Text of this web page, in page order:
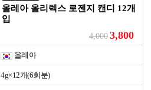
올레아 올리렉스 로젠지 캔디 12개
입
4,000 3,800
올레아
4g×12개(6회분)